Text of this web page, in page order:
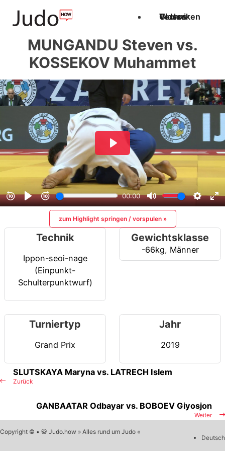
Techniken
Videos
Glossar
MUNGANDU Steven vs.
KOSSEKOV Muhammet
zum Highlight springen / vorspulen »
Technik
Ippon-seoi-nage
(Einpunkt-
Schulterpunktwurf)
Gewichtsklasse
-66kg, Männer
Turniertyp
Grand Prix
Jahr
2019
Zurück
SLUTSKAYA Maryna vs. LATRECH Islem
Weiter
GANBAATAR Odbayar vs. BOBOEV Giyosjon
Copyright © • 🥋 Judo.how » Alles rund um Judo «
Deutsch